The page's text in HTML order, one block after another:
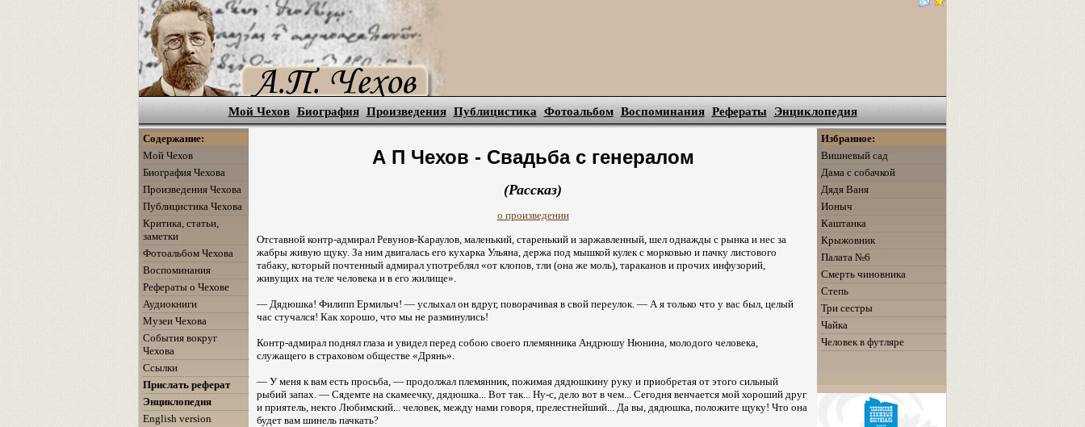
Мой Чехов Биография Произведения Публицистика Фотоальбом Воспоминания Рефераты Энциклопедия
Содержание:
Мой Чехов
Биография Чехова
Произведения Чехова
Публицистика Чехова
Критика, статьи,
заметки
Фотоальбом Чехова
Воспоминания
Рефераты о Чехове
Аудиокниги
Музеи Чехова
События вокруг
Чехова
Ссылки
Прислать реферат
Энциклопедия
English version
А П Чехов - Свадьба с генералом
(Рассказ)
о произведении
Отставной контр-адмирал Ревунов-Караулов, маленький, старенький и заржавленный, шел однажды с рынка и нес за
жабры живую щуку. За ним двигалась его кухарка Ульяна, держа под мышкой кулек с морковью и пачку листового
табаку, который почтенный адмирал употреблял «от клопов, тли (она же моль), тараканов и прочих инфузорий,
живущих на теле человека и в его жилище».
— Дядюшка! Филипп Ермилыч! — услыхал он вдруг, поворачивая в свой переулок. — А я только что у вас был, целый
час стучался! Как хорошо, что мы не разминулись!
Контр-адмирал поднял глаза и увидел перед собою своего племянника Андрюшу Нюнина, молодого человека,
служащего в страховом обществе «Дрянь».
— У меня к вам есть просьба, — продолжал племянник, пожимая дядюшкину руку и приобретая от этого сильный
рыбий запах. — Сядемте на скамеечку, дядюшка... Вот так... Ну-с, дело вот в чем... Сегодня венчается мой хороший друг
и приятель, некто Любимский... человек, между нами говоря, прелестнейший... Да вы, дядюшка, положите щуку! Что она
будет вам шинель пачкать?
Избранное:
Вишневый сад
Дама с собачкой
Дядя Ваня
Ионыч
Каштанка
Крыжовник
Палата №6
Смерть чиновника
Степь
Три сестры
Чайка
Человек в футляре